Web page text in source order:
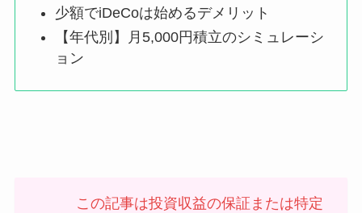
少額でiDeCoは始めるデメリット
【年代別】月5,000円積立のシミュレーシ
ョン
この記事は投資収益の保証または特定